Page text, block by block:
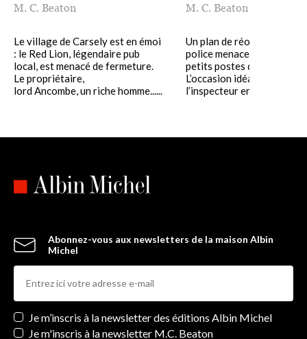
M. C. Beaton
Le village de Carsely est en émoi
: le Red Lion, légendaire pub
local, est menacé de fermeture.
Le propriétaire,
lord Ancombe, un riche homme......
M. C. Beaton
Un plan de réorganisation
police menace de
petits postes des
L’occasion idéale pour
l’inspecteur en chef Blair
Abonnez-vous aux newsletters de la maison Albin
Michel
Newsletters
Je m’inscris à la newsletter des éditions Albin Michel
Je m'inscris à la newsletter M.C. Beaton